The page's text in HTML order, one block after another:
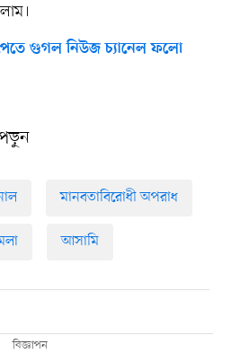
গুগল নিউজ চ্যানেল ফলো
মানবতাবিরোধী অপরাধ
আসামি